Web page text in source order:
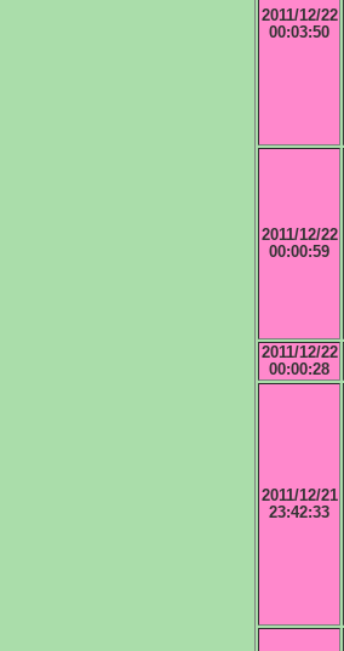
2011/12/22
00:03:50
2011/12/22
00:00:59
2011/12/22
00:00:28
2011/12/21
23:42:33